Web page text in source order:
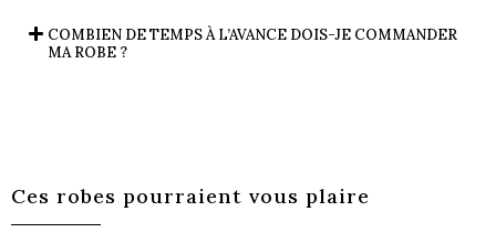
COMBIEN DE TEMPS À L’AVANCE DOIS-JE COMMANDER
MA ROBE ?
Ces robes pourraient vous plaire